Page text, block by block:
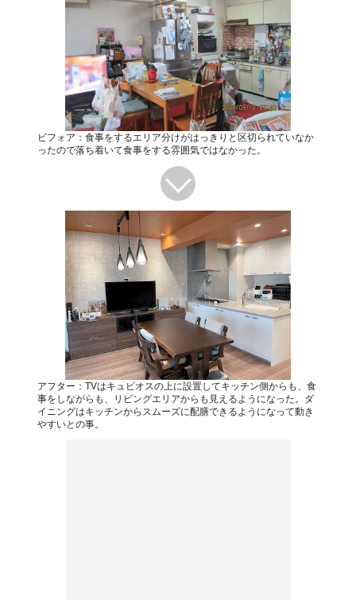
ビフォア：食事をするエリア分けがはっきりと区切られていなか
ったので落ち着いて食事をする雰囲気ではなかった。
アフター：TVはキュビオスの上に設置してキッチン側からも、食
事をしながらも、リビングエリアからも見えるようになった。ダ
イニングはキッチンからスムーズに配膳できるようになって動き
やすいとの事。